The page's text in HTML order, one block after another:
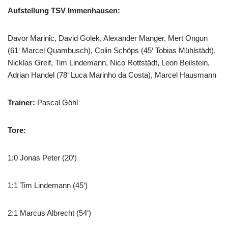
Aufstellung TSV Immenhausen:
Davor Marinic, David Golek, Alexander Manger, Mert Ongun
(61‘ Marcel Quambusch), Colin Schöps (45‘ Tobias Mühlstädt),
Nicklas Greif, Tim Lindemann, Nico Rottstädt, Leon Beilstein,
Adrian Handel (78‘ Luca Marinho da Costa), Marcel Hausmann
Trainer: Pascal Göhl
Tore:
1:0 Jonas Peter (20‘)
1:1 Tim Lindemann (45‘)
2:1 Marcus Albrecht (54‘)